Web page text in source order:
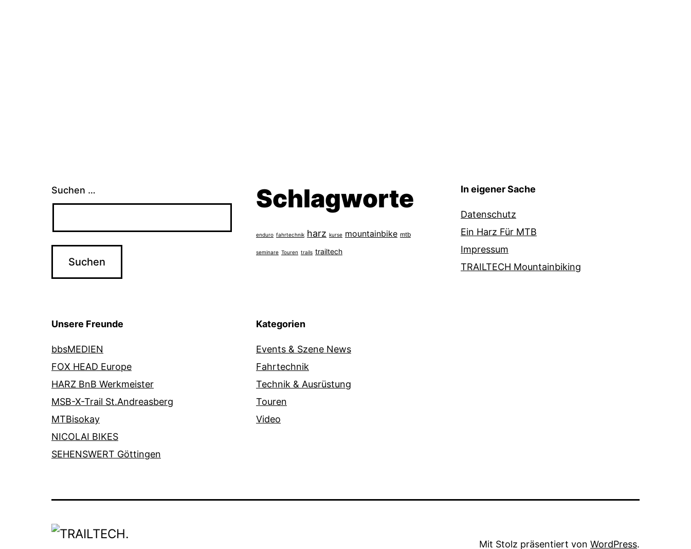
Suchen … Schlagworte
enduro fahrtechnik harz kurse mountainbike mtb
seminare Touren trails trailtech
In eigener Sache
Datenschutz
Ein Harz Für MTB
Impressum
TRAILTECH Mountainbiking
Unsere Freunde
bbsMEDIEN
FOX HEAD Europe
HARZ BnB Werkmeister
MSB-X-Trail St.Andreasberg
MTBisokay
NICOLAI BIKES
SEHENSWERT Göttingen
Kategorien
Events & Szene News
Fahrtechnik
Technik & Ausrüstung
Touren
Video
Mit Stolz präsentiert von WordPress.